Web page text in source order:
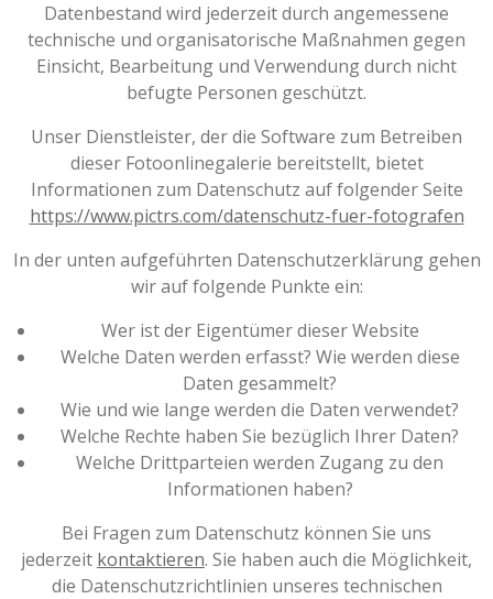
Datenbestand wird jederzeit durch angemessene
technische und organisatorische Maßnahmen gegen
Einsicht, Bearbeitung und Verwendung durch nicht
befugte Personen geschützt.
Unser Dienstleister, der die Software zum Betreiben
dieser Fotoonlinegalerie bereitstellt, bietet
Informationen zum Datenschutz auf folgender Seite
https://www.pictrs.com/datenschutz-fuer-fotografen
In der unten aufgeführten Datenschutzerklärung gehen
wir auf folgende Punkte ein:
Wer ist der Eigentümer dieser Website
Welche Daten werden erfasst? Wie werden diese
Daten gesammelt?
Wie und wie lange werden die Daten verwendet?
Welche Rechte haben Sie bezüglich Ihrer Daten?
Welche Drittparteien werden Zugang zu den
Informationen haben?
Bei Fragen zum Datenschutz können Sie uns
jederzeit kontaktieren. Sie haben auch die Möglichkeit,
die Datenschutzrichtlinien unseres technischen